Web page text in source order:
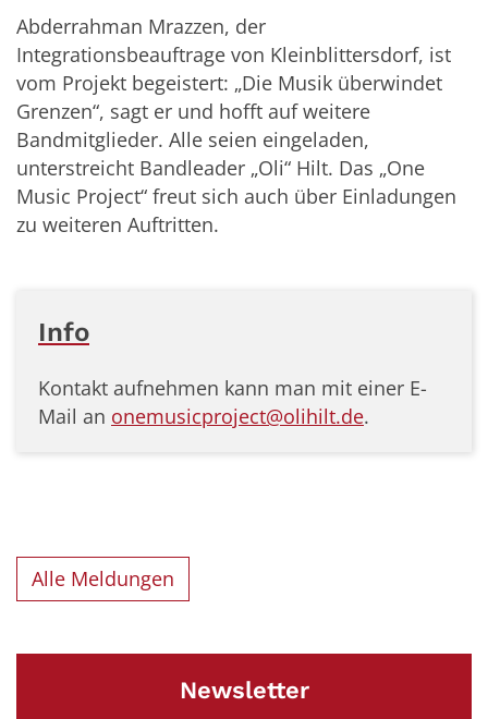
Abderrahman Mrazzen, der
Integrationsbeauftrage von Kleinblittersdorf, ist
vom Projekt begeistert: „Die Musik überwindet
Grenzen“, sagt er und hofft auf weitere
Bandmitglieder. Alle seien eingeladen,
unterstreicht Bandleader „Oli“ Hilt. Das „One
Music Project“ freut sich auch über Einladungen
zu weiteren Auftritten.
Info
Kontakt aufnehmen kann man mit einer E-
Mail an onemusicproject@olihilt.de.
Alle Meldungen
Newsletter